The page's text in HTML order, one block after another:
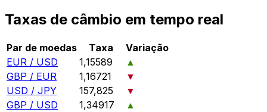
Taxas de câmbio em tempo real
Par de moedas Taxa
Variação
EUR / USD
1,15589
▲
GBP / EUR
1,16721
▼
USD / JPY
157,825
▼
GBP / USD
1,34917
▲